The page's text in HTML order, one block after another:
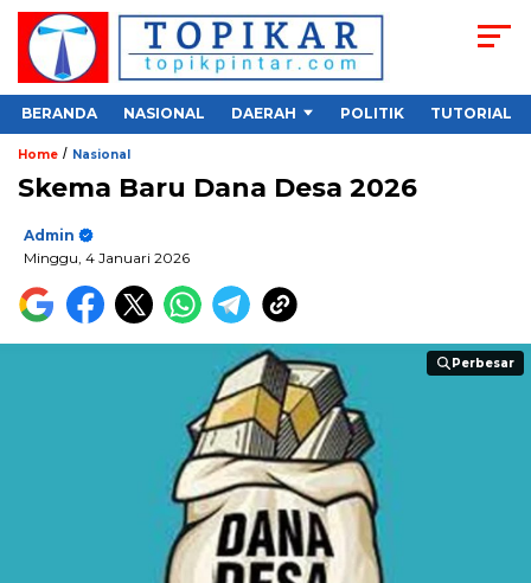
BERANDA NASIONAL DAERAH POLITIK TUTORIAL
Home / Nasional
Skema Baru Dana Desa 2026
Admin
Minggu, 4 Januari 2026
Perbesar
Perbesar